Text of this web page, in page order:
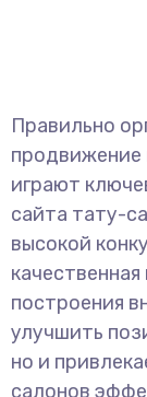
Правильно
продвижение
играют
сайта тату-
высокой
построения
улучшить
но и
салонов